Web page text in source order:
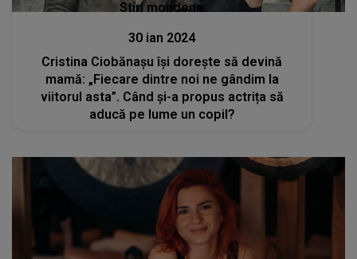
Stiri mondene
30 ian 2024
Cristina Ciobănașu își dorește să devină
mamă: „Fiecare dintre noi ne gândim la
viitorul asta”. Când și-a propus actrița să
aducă pe lume un copil?